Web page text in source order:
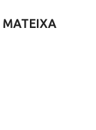
MATEIXA